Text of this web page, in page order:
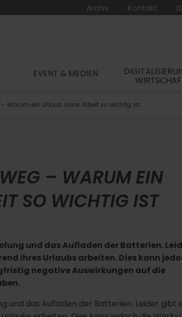
Archiv Kontakt
EVENT & MEDIEN
Warum ein Urlaub ohne Arbeit so wichtig ist
– WARUM EIN
SO WICHTIG IST
und das Aufladen der Batterien.
ihres Urlaubs arbeiten. Dies kann
negative Auswirkungen auf die
und das Aufladen der Batterien. Leider gibt